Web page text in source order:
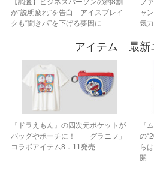
が“説明疲れ”を告白 アイスブレイ
クも“聞きパ”を下げる要因に
ャ
気
アイテム 最新
『ドラえもん』の四次元ポケットが
バッグやポーチに！ 「グラニフ」
コラボアイテム8．11発売
『
の
ら
開